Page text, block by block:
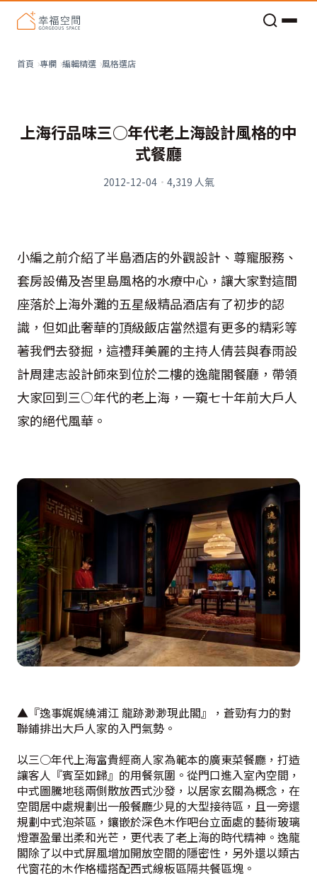
首頁 專欄 編輯精選 風格選店
上海行品味三○年代老上海設計風格的中
式餐廳
2012-12-04· 4,319 人氣
小編之前介紹了半島酒店的外觀設計、尊寵服務、
套房設備及峇里島風格的水療中心，讓大家對這間
座落於上海外灘的五星級精品酒店有了初步的認
識，但如此奢華的頂級飯店當然還有更多的精彩等
著我們去發掘，這禮拜美麗的主持人倩芸與春雨設
計周建志設計師來到位於二樓的逸龍閣餐廳，帶領
大家回到三○年代的老上海，一窺七十年前大戶人
家的絕代風華。
▲『逸事娓娓繞浦江 龍跡渺渺現此閣』，蒼勁有力的對
聯鋪排出大戶人家的入門氣勢。
以三○年代上海富貴經商人家為範本的廣東菜餐廳，打造
讓客人『賓至如歸』的用餐氛圍。從門口進入室內空間，
中式圖騰地毯兩側散放西式沙發，以居家玄關為概念，在
空間居中處規劃出一般餐廳少見的大型接待區，且一旁還
規劃中式泡茶區，鑲嵌於深色木作吧台立面處的藝術玻璃
燈罩盈暈出柔和光芒，更代表了老上海的時代精神。逸龍
閣除了以中式屏風增加開放空間的隱密性，另外還以類古
代窗花的木作格櫺搭配西式線板區隔共餐區塊。